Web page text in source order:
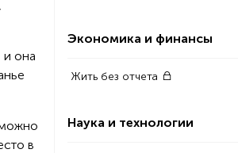
и она
в
Экономика и финансы
Жить без отчета
Наука и технологии